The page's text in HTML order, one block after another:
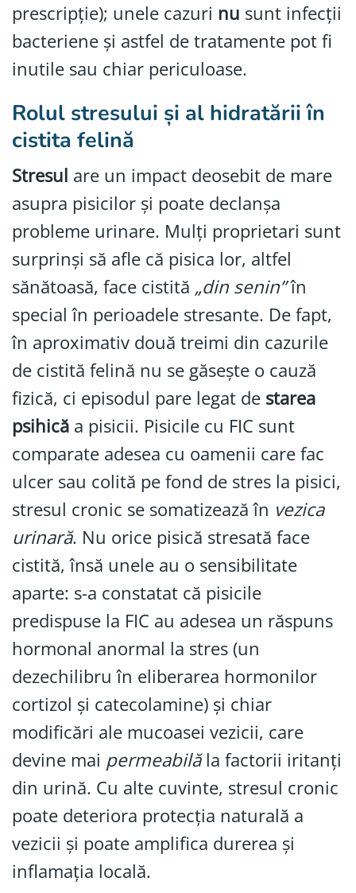
prescripție); unele cazuri nu sunt infecții
bacteriene și astfel de tratamente pot fi
inutile sau chiar periculoase.
Rolul stresului și al hidratării în
cistita felină
Stresul are un impact deosebit de mare
asupra pisicilor și poate declanșa
probleme urinare. Mulți proprietari sunt
surprinși să afle că pisica lor, altfel
sănătoasă, face cistită „din senin”în
special în perioadele stresante. De fapt,
în aproximativ două treimi din cazurile
de cistită felină nu se găsește o cauză
fizică, ci episodul pare legat de starea
psihică a pisicii. Pisicile cu FIC sunt
comparate adesea cu oamenii care fac
ulcer sau colită pe fond de stres la pisici,
stresul cronic se somatizează în vezica
urinară. Nu orice pisică stresată face
cistită, însă unele au o sensibilitate
aparte: s-a constatat că pisicile
predispuse la FIC au adesea un răspuns
hormonal anormal la stres (un
dezechilibru în eliberarea hormonilor
cortizol și catecolamine) și chiar
modificări ale mucoasei vezicii, care
devine mai permeabilăla factorii iritanți
din urină. Cu alte cuvinte, stresul cronic
poate deteriora protecția naturală a
vezicii și poate amplifica durerea și
inflamația locală.